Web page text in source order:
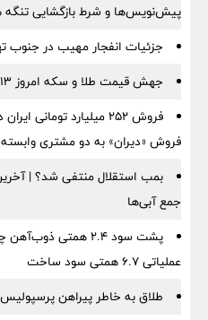
پیش‌نویس‌ها و شرط بازگشایی تنگه
جزئیات انفجار مهیب در
جهش قیمت طلا و سکه امروز ۱۳ مرداد | طلای ۱۸ عیار چند شد؟
فروش ۲۵۲ میلیارد
فروش «دیران» به دو مشتری
بمب استقلال منتفی شد؟ |
جمع آبی‌ها
پشت سود ۲.۴ همتی
عملیاتی ۶.۷ همتی سود ساخت
طلاق به خاطر پیراهن